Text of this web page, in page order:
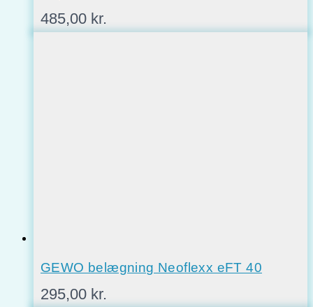
485,00 kr.
GEWO belægning Neoflexx eFT 40
295,00 kr.